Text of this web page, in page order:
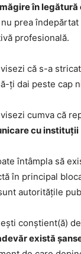
în legătură
prea îndepărtat
profesională.
visezi că s-a
ți dai peste cap
visezi cumva că
cu instituții
întâmpla să
în principal
autoritățile
ești conștient(ă)
există